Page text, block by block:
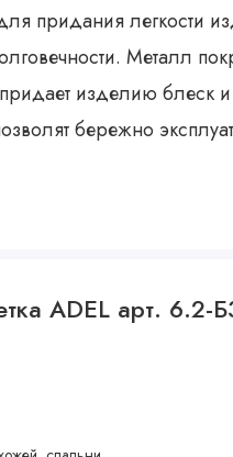
придания легкости
Металл
изделию блеск
бережно
ADEL арт. 6.2-